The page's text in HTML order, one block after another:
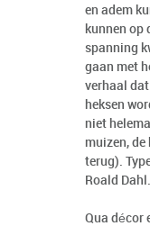
en adem
kunnen op
spanning
gaan met
verhaal
heksen
niet
muizen, de
terug).
Roald Dahl.
Qua décor